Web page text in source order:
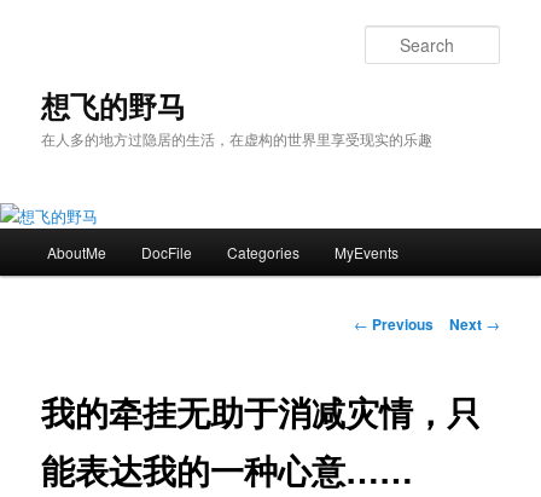
content想飞的野马
在人多的地方过隐居的生活，在虚构的世界里享受现实的乐趣
AboutMe DocFile Categories MyEvents
Post
← Previous Next →
我的牵挂无助于消减灾情，只
能表达我的一种心意……